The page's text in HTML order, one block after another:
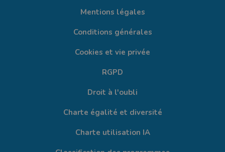
Mentions légales
Conditions générales
Cookies et vie privée
RGPD
Droit à l'oubli
Charte égalité et diversité
Charte utilisation IA